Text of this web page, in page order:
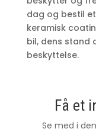
dag og bestil
keramisk
bil, dens stand
beskyttelse.
Få et
Se med i